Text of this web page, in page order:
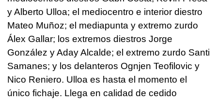
y Alberto Ulloa; el mediocentro e interior diestro
Mateo Muñoz; el mediapunta y extremo zurdo
Álex Gallar; los extremos diestros Jorge
González y Aday Alcalde; el extremo zurdo Santi
Samanes; y los delanteros Ognjen Teofilovic y
Nico Reniero. Ulloa es hasta el momento el
único fichaje. Llega en calidad de cedido